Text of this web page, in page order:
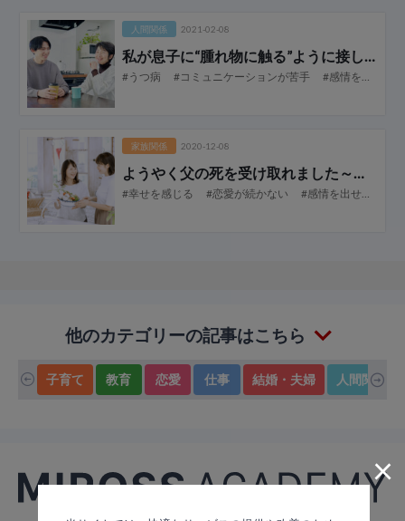
人間関係 2021-02-08
私が息子に“腫れ物に触る”ように接していた理由（わけ）」
#うつ病 #コミュニケーションが苦手 #感情を出せない
家族関係 2020-12-08
ようやく父の死を受け取れました～孤独という恐怖からの解放～【...
#幸せを感じる #恋愛が続かない #感情を出せない
他のカテゴリーの記事はこちら
子育て 教育 恋愛 仕事 結婚・夫婦 人間関係
×